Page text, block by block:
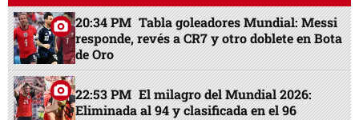
20:34 PM Tabla goleadores Mundial: Messi
responde, revés a CR7 y otro doblete en Bota
de Oro
22:53 PM El milagro del Mundial 2026:
Eliminada al 94 y clasificada en el 96